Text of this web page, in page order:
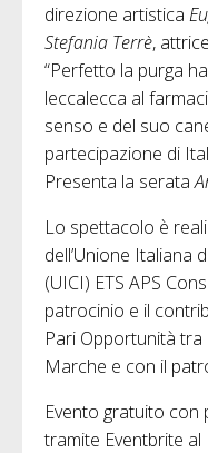
direzione artistica
Stefania Terrè,
“Perfetto la purga
leccalecca al
senso e del suo
partecipazione di
Presenta la serata
Lo spettacolo è
dell’Unione Italiana
(UICI) ETS APS
patrocinio e il
Pari Opportunità
Marche e con il
Evento gratuito
tramite Eventbrite al